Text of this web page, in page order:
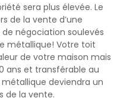
sera plus élevée. Le
de la vente d’une
négociation soulevés
métallique! Votre toit
de votre maison mais
ans et transférable au
deviendra un
de la vente.